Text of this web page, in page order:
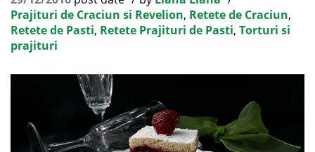
Prajituri de Craciun si Revelion, Retete de Craciun,
Retete de Pasti, Retete Prajituri de Pasti, Torturi si
prajituri